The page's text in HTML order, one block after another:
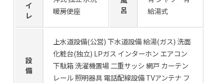
イ
レ
暖房便座
呂
給湯式
設
備
上水道設備(公営) 下水道設備 給湯(ガス) 洗面
化粧台(独立) LPガス インターホン エアコン
下駄箱 洗濯機置場 二重サッシ 網戸 カーテン
レール 照明器具 電話配線設備 TVアンテナ フ